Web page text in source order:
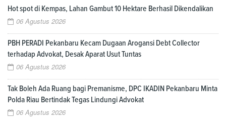
Hot spot di Kempas, Lahan Gambut 10 Hektare Berhasil Dikendalikan
06 Agustus 2026
PBH PERADI Pekanbaru Kecam Dugaan Arogansi Debt Collector
terhadap Advokat, Desak Aparat Usut Tuntas
06 Agustus 2026
Tak Boleh Ada Ruang bagi Premanisme, DPC IKADIN Pekanbaru Minta
Polda Riau Bertindak Tegas Lindungi Advokat
06 Agustus 2026